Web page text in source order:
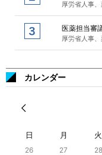
厚労省人事
医薬担当審
厚労省人事
カレンダー
日 月 火
26 27 28